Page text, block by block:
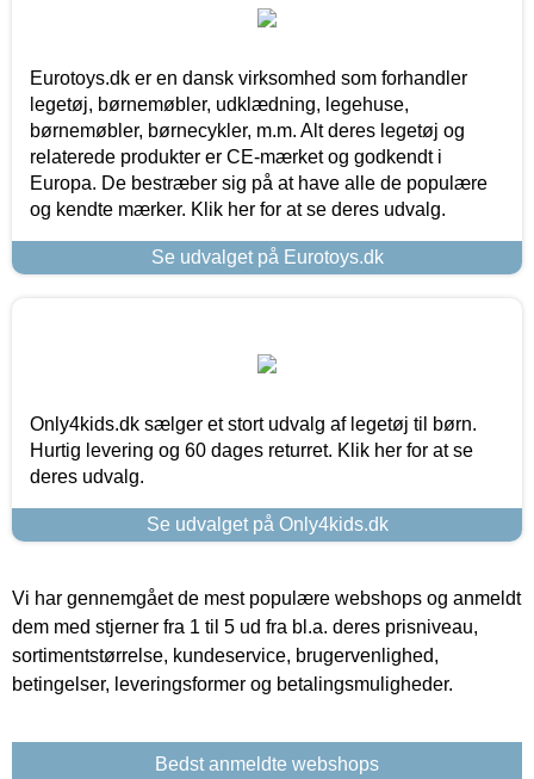
Eurotoys.dk er en dansk virksomhed som forhandler
legetøj, børnemøbler, udklædning, legehuse,
børnemøbler, børnecykler, m.m. Alt deres legetøj og
relaterede produkter er CE-mærket og godkendt i
Europa. De bestræber sig på at have alle de populære
og kendte mærker. Klik her for at se deres udvalg.
Se udvalget på Eurotoys.dk
Only4kids.dk sælger et stort udvalg af legetøj til børn.
Hurtig levering og 60 dages returret. Klik her for at se
deres udvalg.
Se udvalget på Only4kids.dk
Vi har gennemgået de mest populære webshops og anmeldt
dem med stjerner fra 1 til 5 ud fra bl.a. deres prisniveau,
sortimentstørrelse, kundeservice, brugervenlighed,
betingelser, leveringsformer og betalingsmuligheder.
Bedst anmeldte webshops